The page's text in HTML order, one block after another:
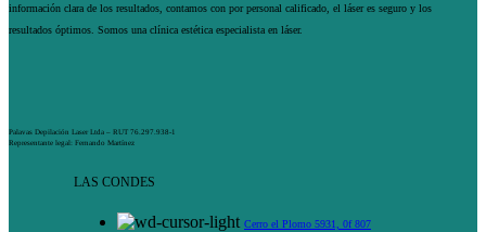
información clara de los resultados, contamos con por personal calificado, el láser es seguro y los
resultados óptimos. Somos una clínica estética especialista en láser.
Palavas Depilación Laser Ltda – RUT 76.297.938-1
Representante legal: Fernando Martínez
LAS CONDES
Cerro el Plomo 5931, 0f 807